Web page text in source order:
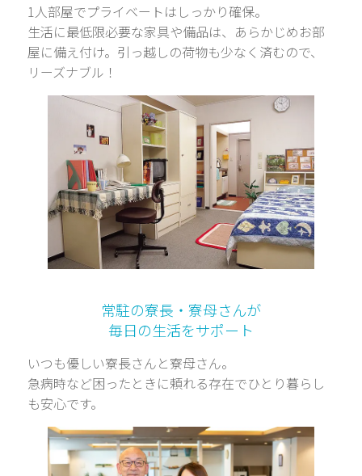
1人部屋でプライベートはしっかり確保。
生活に最低限必要な家具や備品は、あらかじめお部
屋に備え付け。引っ越しの荷物も少なく済むので、
リーズナブル！
常駐の寮長・寮母さんが
毎日の生活をサポート
いつも優しい寮長さんと寮母さん。
急病時など困ったときに頼れる存在でひとり暮らし
も安心です。